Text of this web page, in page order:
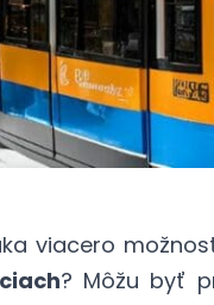
viacero
? Môžu byť